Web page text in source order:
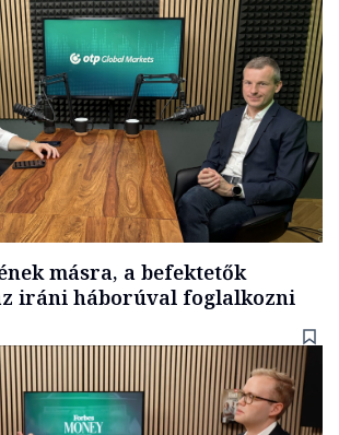
másra, a befektetők
iráni háborúval foglalkozni